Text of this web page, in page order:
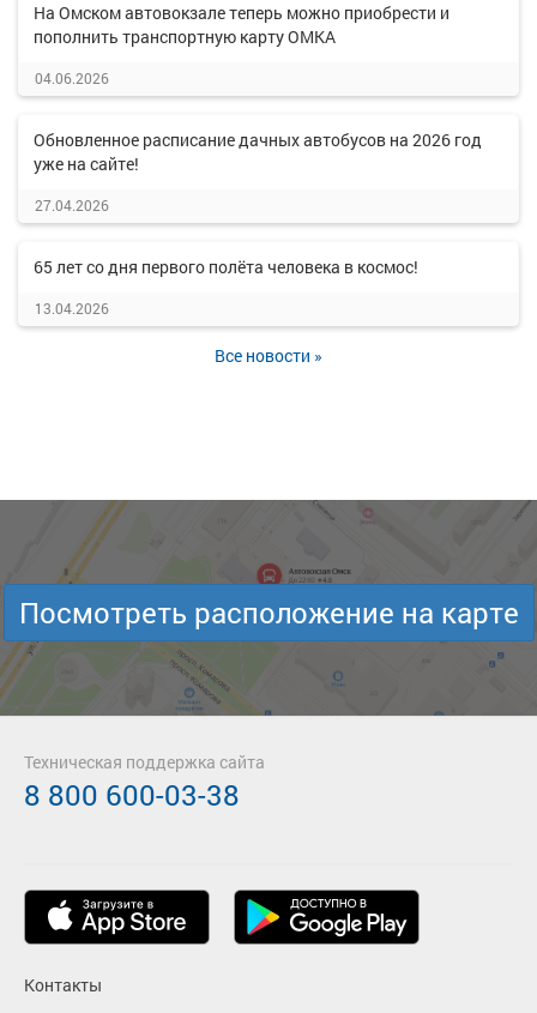
На Омском автовокзале теперь можно приобрести и
пополнить транспортную карту ОМКА
04.06.2026
Обновленное расписание дачных автобусов на 2026 год
уже на сайте!
27.04.2026
65 лет со дня первого полёта человека в космос!
13.04.2026
Все новости »
Посмотреть расположение на карте
Контакты
Техническая поддержка сайта
8 800 600-03-38